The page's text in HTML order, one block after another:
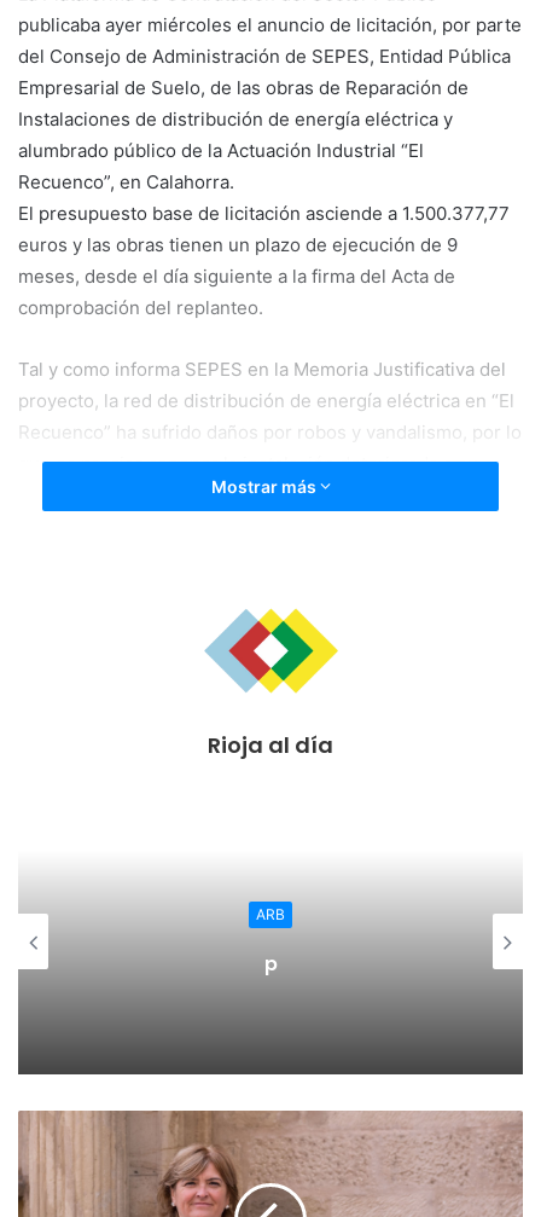
publicaba ayer miércoles el anuncio de licitación, por parte
del Consejo de Administración de SEPES, Entidad Pública
Empresarial de Suelo, de las obras de Reparación de
Instalaciones de distribución de energía eléctrica y
alumbrado público de la Actuación Industrial “El
Recuenco”, en Calahorra.
El presupuesto base de licitación asciende a 1.500.377,77
euros y las obras tienen un plazo de ejecución de 9
meses, desde el día siguiente a la firma del Acta de
comprobación del replanteo.
Tal y como informa SEPES en la Memoria Justificativa del
proyecto, la red de distribución de energía eléctrica en “El
Recuenco” ha sufrido daños por robos y vandalismo, por lo
que es preciso reponer la instalación deteriorada a su
estado previo a la obtención de las correspondientes
sufrido el robo de los conductores, por lo que es preciso
también reponer cableado y reparar los daños
Además, según SEPES, “considerando que durante el
reclamadas a dicha empresa por los daños y perjuicios
sufridos por esta Entidad”.
sufrido deterioros por robo y vandalismo, a su estado
previo a la obtención de las correspondientes
autorizaciones de puesta en servicio, según se detalla en
Mostrar más
Rioja al día
ARB
p